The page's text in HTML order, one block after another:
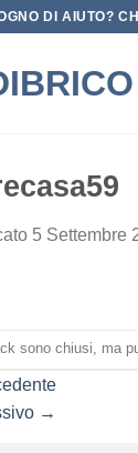
DI AIUTO?
5 Settembre
sono chiusi, ma
→